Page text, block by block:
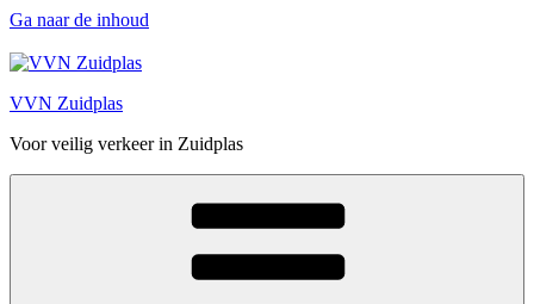
Ga naar de inhoud
VVN Zuidplas
Voor veilig verkeer in Zuidplas